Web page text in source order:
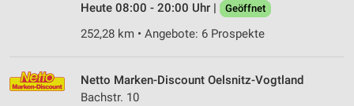
Heute 08:00 - 20:00 Uhr |
Geöffnet
252,28 km • Angebote: 6 Prospekte
Netto Marken-Discount Oelsnitz-Vogtland
Bachstr. 10